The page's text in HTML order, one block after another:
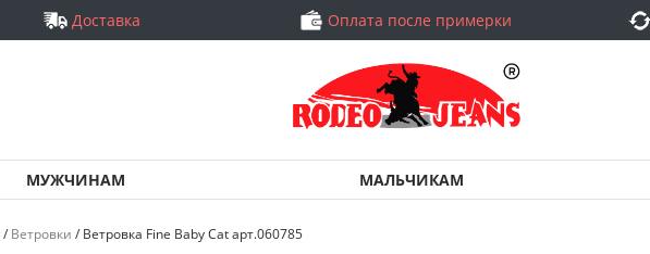
Доставка Оплата после примерки
МУЖЧИНАМ МАЛЬЧИКАМ
/ Ветровки / Ветровка Fine Baby Cat арт.060785